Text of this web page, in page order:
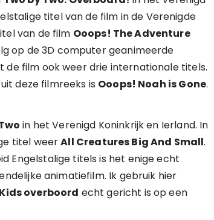
titel van de film in de Verenigde
van de film Ooops! The Adventure
op de 3D computer geanimeerde
de film ook weer drie internationale titels.
deze filmreeks is Ooops! Noah is Gone.
in het Verenigd Koninkrijk en Ierland. In
titel weerAll Creatures Big And Small.
Engelstalige titels is het enige echt
animatiefilm. Ik gebruik hier
overboord echt gericht is op een